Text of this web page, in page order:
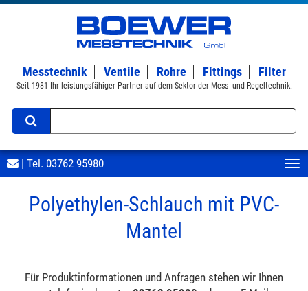
Messtechnik Ventile Rohre Fittings Filter
Seit 1981 Ihr leistungsfähiger Partner auf dem Sektor der Mess- und Regeltechnik.
| Tel. 03762 95980
Polyethylen-Schlauch mit PVC-
Mantel
Für Produktinformationen und Anfragen stehen wir Ihnen